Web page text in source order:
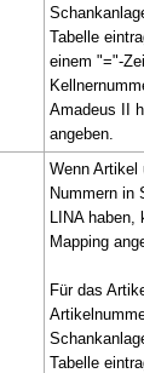
Tabelle
einem "="-
Amadeus II
angeben.
Wenn Artikel
Nummern in
LINA
Mapping
Für das
Tabelle